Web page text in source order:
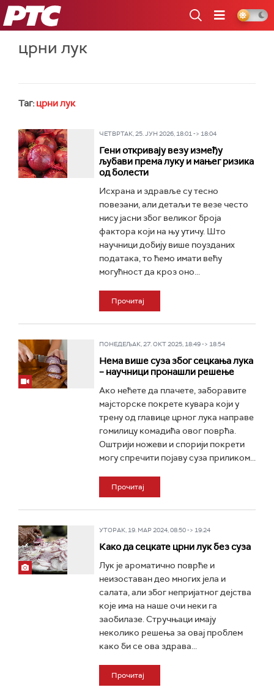
РТС
црни лук
Таг: црни лук
ЧЕТВРТАК, 25. ЈУН 2026, 18:01 -> 18:04
Гени откривају везу између
љубави према луку и мањег ризика
од болести
Исхрана и здравље су тесно
повезани, али детаљи те везе често
нису јасни због великог броја
фактора који на њу утичу. Што
научници добију више поузданих
података, то ћемо имати већу
могућност да кроз оно...
Прочитај
ПОНЕДЕЉАК, 27. ОКТ 2025, 18:49 -> 18:54
Нема више суза због сецкања лука
– научници пронашли решење
Ако нећете да плачете, заборавите
мајсторске покрете кувара који у
трену од главице црног лука направе
гомилицу комадића овог поврћа.
Оштрији ножеви и спорији покрети
могу спречити појаву суза приликом...
Прочитај
УТОРАК, 19. МАР 2024, 08:50 -> 19:24
Како да сецкате црни лук без суза
Лук је ароматично поврће и
неизоставан део многих јела и
салата, али због непријатног дејства
које има на наше очи неки га
заобилазе. Стручњаци имају
неколико решења за овај проблем
како би се ова здрава...
Прочитај